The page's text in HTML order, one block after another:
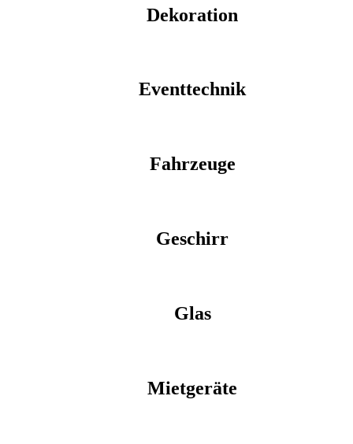
Dekoration
Eventtechnik
Fahrzeuge
Geschirr
Glas
Mietgeräte